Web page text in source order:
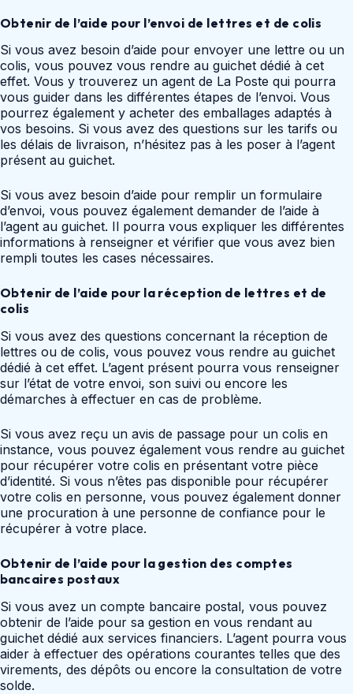
Obtenir de l’aide pour l’envoi de lettres et de colis
Si vous avez besoin d’aide pour envoyer une lettre ou un
colis, vous pouvez vous rendre au guichet dédié à cet
effet. Vous y trouverez un agent de La Poste qui pourra
vous guider dans les différentes étapes de l’envoi. Vous
pourrez également y acheter des emballages adaptés à
vos besoins. Si vous avez des questions sur les tarifs ou
les délais de livraison, n’hésitez pas à les poser à l’agent
présent au guichet.
Si vous avez besoin d’aide pour remplir un formulaire
d’envoi, vous pouvez également demander de l’aide à
l’agent au guichet. Il pourra vous expliquer les différentes
informations à renseigner et vérifier que vous avez bien
rempli toutes les cases nécessaires.
Obtenir de l’aide pour la réception de lettres et de
colis
Si vous avez des questions concernant la réception de
lettres ou de colis, vous pouvez vous rendre au guichet
dédié à cet effet. L’agent présent pourra vous renseigner
sur l’état de votre envoi, son suivi ou encore les
démarches à effectuer en cas de problème.
Si vous avez reçu un avis de passage pour un colis en
instance, vous pouvez également vous rendre au guichet
pour récupérer votre colis en présentant votre pièce
d’identité. Si vous n’êtes pas disponible pour récupérer
votre colis en personne, vous pouvez également donner
une procuration à une personne de confiance pour le
récupérer à votre place.
Obtenir de l’aide pour la gestion des comptes
bancaires postaux
Si vous avez un compte bancaire postal, vous pouvez
obtenir de l’aide pour sa gestion en vous rendant au
guichet dédié aux services financiers. L’agent pourra vous
aider à effectuer des opérations courantes telles que des
virements, des dépôts ou encore la consultation de votre
solde.